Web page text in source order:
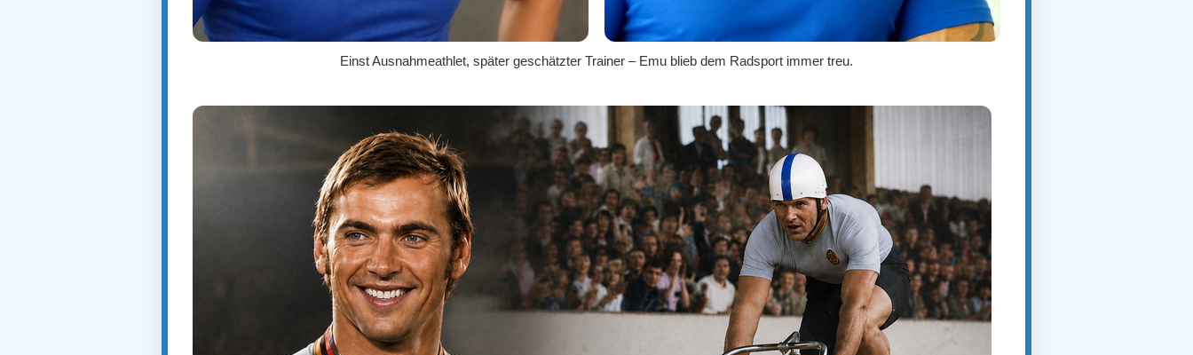
Einst Ausnahmeathlet, später geschätzter Trainer – Emu blieb dem Radsport immer treu.